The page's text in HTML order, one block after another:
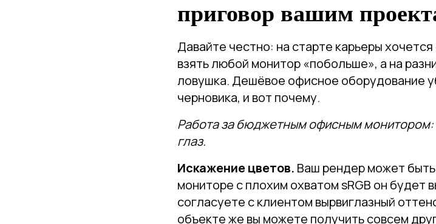
приговор вашим
Давайте честно: на старте карьеры
взять любой монитор «побольше», а на
ловушка. Дешёвое офисное оборудование
черновика, и вот почему.
Работа за бюджетным офисным монитором:
глаз.
Искажение цветов. Ваш рендер может
мониторе с плохим охватом sRGB он будет
согласуете с клиентом вырвиглазный
объекте же вы можете получить совсем